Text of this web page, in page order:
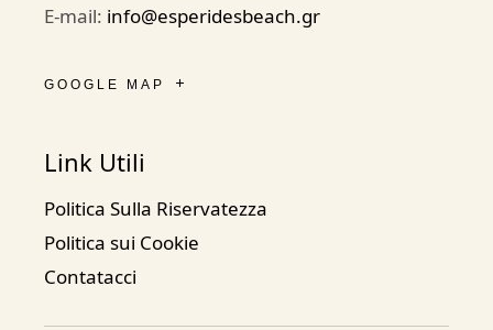
E-mail: info@esperidesbeach.gr
GOOGLE MAP
Link Utili
Politica Sulla Riservatezza
Politica sui Cookie
Contatacci